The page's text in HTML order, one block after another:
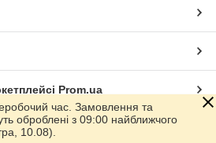
Prom.ua
час. Замовлення та
оброблені з 09:00 найближчого
10.08).